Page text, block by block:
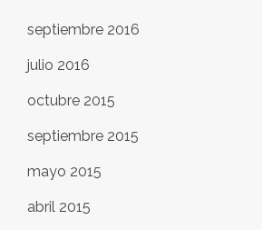
septiembre 2016
julio 2016
octubre 2015
septiembre 2015
mayo 2015
abril 2015